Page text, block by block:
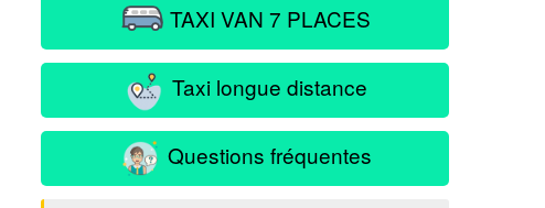
TAXI VAN 7 PLACES
Taxi longue distance
Questions fréquentes